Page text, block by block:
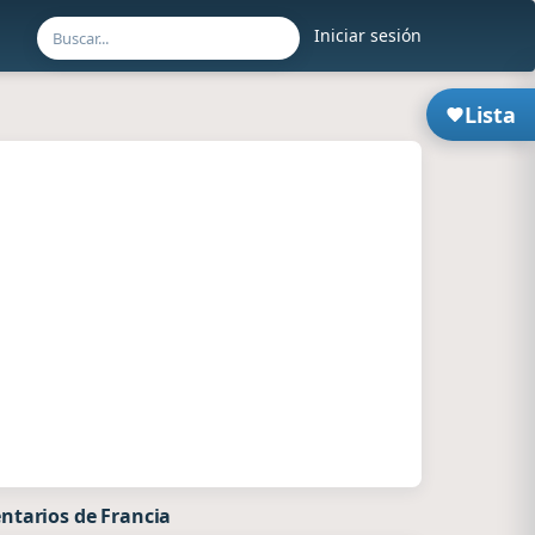
Iniciar sesión
Lista
de Francia